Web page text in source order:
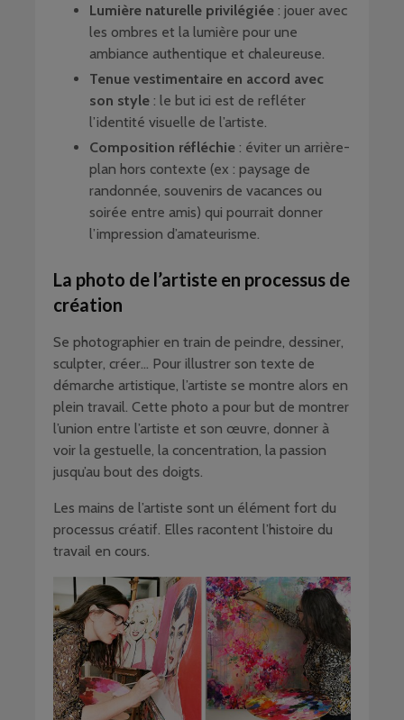
Lumière naturelle privilégiée : jouer avec
les ombres et la lumière pour une
ambiance authentique et chaleureuse.
Tenue vestimentaire en accord avec
son style : le but ici est de refléter
l’identité visuelle de l’artiste.
Composition réfléchie : éviter un arrière-
plan hors contexte (ex : paysage de
randonnée, souvenirs de vacances ou
soirée entre amis) qui pourrait donner
l’impression d’amateurisme.
La photo de l’artiste en processus de
création
Se photographier en train de peindre, dessiner,
sculpter, créer… Pour illustrer son texte de
démarche artistique, l’artiste se montre alors en
plein travail. Cette photo a pour but de montrer
l’union entre l’artiste et son œuvre, donner à
voir la gestuelle, la concentration, la passion
jusqu’au bout des doigts.
Les mains de l’artiste sont un élément fort du
processus créatif. Elles racontent l’histoire du
travail en cours.